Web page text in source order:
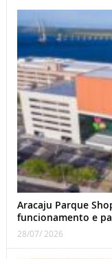
Aracaju Parque
funcionamento e
28/07/ 2026